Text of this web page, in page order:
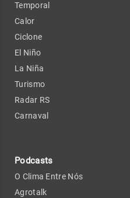
Temporal
Calor
Ciclone
El Niño
La Niña
Turismo
Radar RS
Carnaval
Podcasts
O Clima Entre Nós
Agrotalk